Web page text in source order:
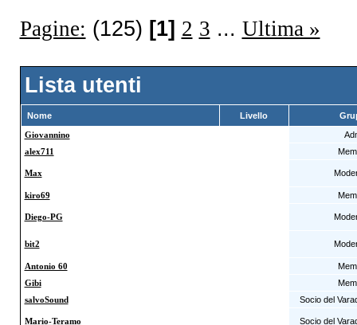
Pagine: (125) [1] 2 3 ... Ultima »
Lista utenti
Nome Livello
Giovannino
alex711
Max
kiro69
Diego-PG
bit2
Antonio 60
Gibi
salvoSound
Socio del
Mario-Teramo Socio del